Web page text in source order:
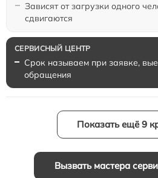
Зависят от загрузки одного
сдвигаются
Срок называем при заявке,
обращения
Показать ещё 9
Вызвать мастера